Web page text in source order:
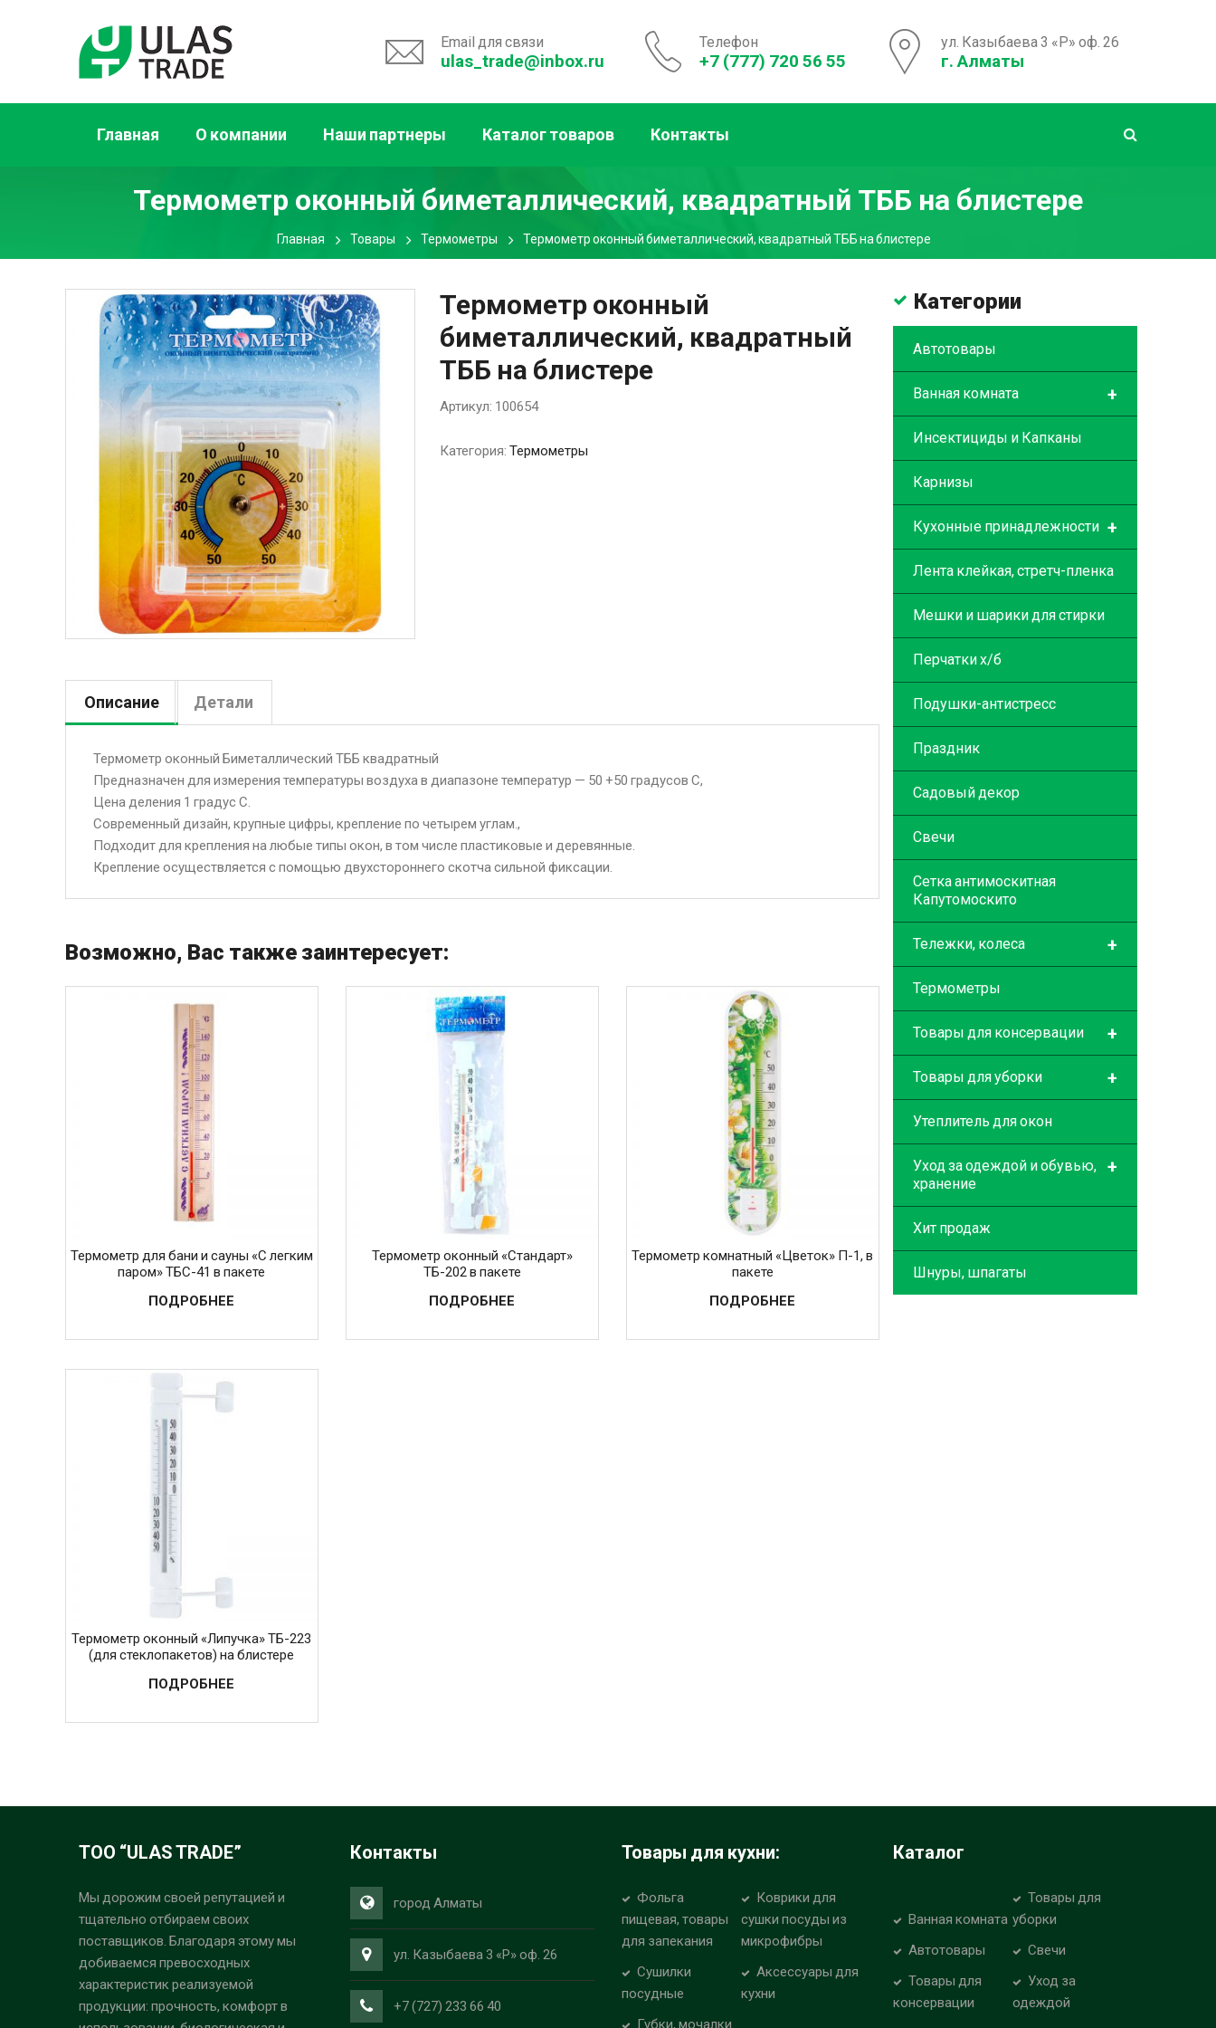
Email для связи
ulas_trade@inbox.ru
Телефон
+7 (777) 720 56 55
ул. Казыбаева 3 «Р» оф. 26
г. Алматы
Главная О компании Наши партнеры Каталог товаров Контакты
Термометр оконный биметаллический, квадратный ТББ на блистере
Главная Товары Термометры Термометр оконный биметаллический, квадратный ТББ на блистере
Термометр оконный
биметаллический, квадратный
ТББ на блистере
Артикул: 100654
Категория: Термометры
Описание Детали
Термометр оконный Биметаллический ТББ квадратный
Предназначен для измерения температуры воздуха в диапазоне температур — 50 +50 градусов С,
Цена деления 1 градус С.
Современный дизайн, крупные цифры, крепление по четырем углам.,
Подходит для крепления на любые типы окон, в том числе пластиковые и деревянные.
Крепление осуществляется с помощью двухстороннего скотча сильной фиксации.
Возможно, Вас также заинтересует:
Термометр для бани и сауны «С легким
паром» ТБС-41 в пакете
ПОДРОБНЕЕ
Термометр оконный «Стандарт»
ТБ-202 в пакете
ПОДРОБНЕЕ
Термометр комнатный «Цветок» П-1, в
пакете
ПОДРОБНЕЕ
Термометр оконный «Липучка» ТБ-223
(для стеклопакетов) на блистере
ПОДРОБНЕЕ
Категории
Автотовары
+
Ванная комната
Инсектициды и Капканы
Карнизы
+
Кухонные принадлежности
Лента клейкая, стретч-пленка
Мешки и шарики для стирки
Перчатки х/б
Подушки-антистресс
Праздник
Садовый декор
Свечи
Сетка антимоскитная
Капутомоскито
+
Тележки, колеса
Термометры
+
Товары для консервации
+
Товары для уборки
Утеплитель для окон
+
Уход за одеждой и обувью,
хранение
Хит продаж
Шнуры, шпагаты
ТОО “ULAS TRADE”
Мы дорожим своей репутацией и
тщательно отбираем своих
поставщиков. Благодаря этому мы
добиваемся превосходных
характеристик реализуемой
продукции: прочность, комфорт в
Контакты
город Алматы
ул. Казыбаева 3 «Р» оф. 26
+7 (727) 233 66 40
Товары для кухни:
Фольга
пищевая, товары
для запекания
Коврики для
сушки посуды из
микрофибры
Сушилки
посудные
Аксессуары для
кухни
Губки, мочалки
Каталог
Ванная комната
Товары для
уборки
Автотовары
Свечи
Товары для
консервации
Уход за
одеждой